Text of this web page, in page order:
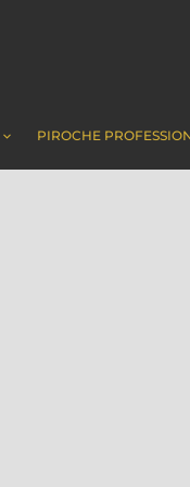
PIROCHE